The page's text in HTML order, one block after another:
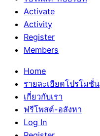
Activate
Activity
Register
Members
Home
รายละเอียดโปรโมชั่น
เกี่ยวกับเรา
ฟรีโพสต์-อสังหา
Log In